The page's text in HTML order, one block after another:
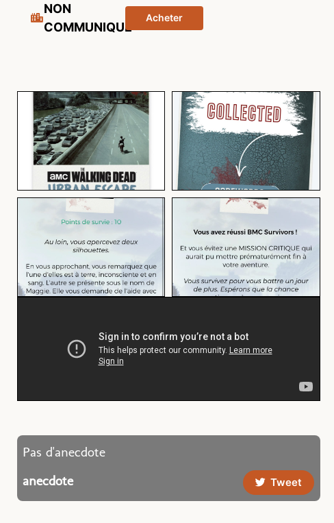
NON
COMMUNIQUÉ
Acheter
Pas d'anecdote
anecdote
Tweet